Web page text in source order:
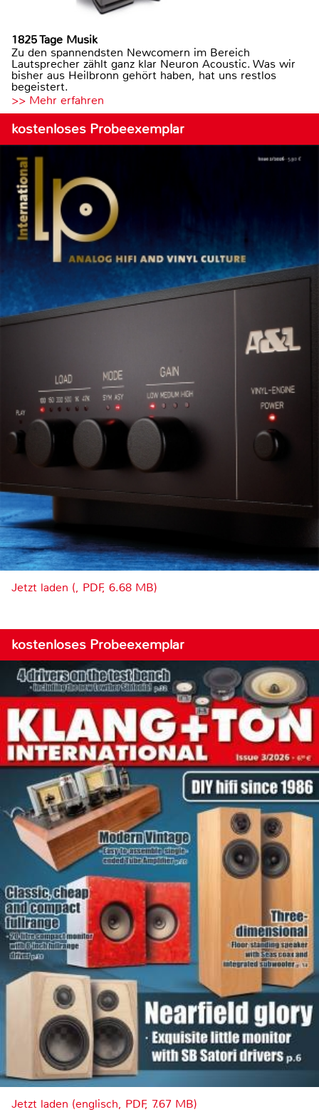
1825 Tage Musik
Zu den spannendsten Newcomern im Bereich
Lautsprecher zählt ganz klar Neuron Acoustic. Was wir
bisher aus Heilbronn gehört haben, hat uns restlos
begeistert.
>> Mehr erfahren
kostenloses Probeexemplar
Jetzt laden (, PDF, 6.68 MB)
kostenloses Probeexemplar
Jetzt laden (englisch, PDF, 7.67 MB)